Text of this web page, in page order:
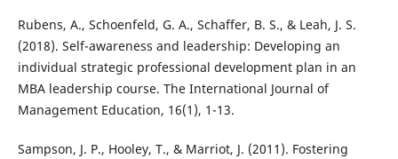
Rubens, A., Schoenfeld, G. A., Schaffer, B. S., & Leah, J. S.
(2018). Self-awareness and leadership: Developing an
individual strategic professional development plan in an
MBA leadership course. The International Journal of
Management Education, 16(1), 1-13.
Sampson, J. P., Hooley, T., & Marriot, J. (2011). Fostering